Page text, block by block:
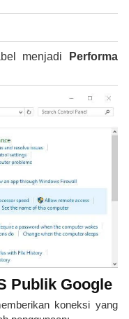
menjadi
Performa
Publik Google
koneksi yang